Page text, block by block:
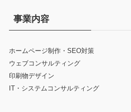
事業内容
ホームページ制作・SEO対策
ウェブコンサルティング
印刷物デザイン
IT・システムコンサルティング